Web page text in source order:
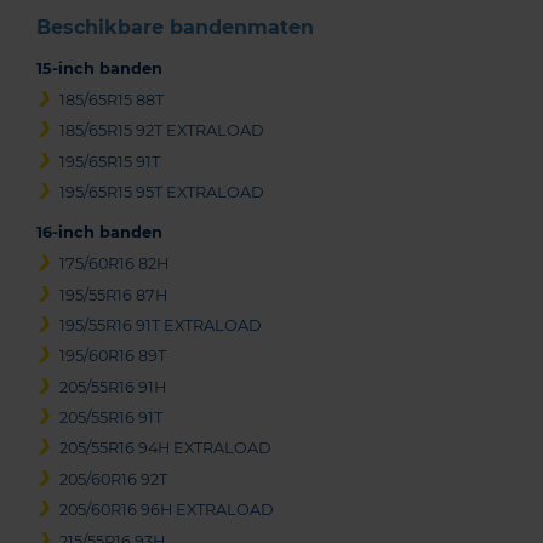
Beschikbare bandenmaten
15-inch banden
185/65R15 88T
185/65R15 92T EXTRALOAD
195/65R15 91T
195/65R15 95T EXTRALOAD
16-inch banden
175/60R16 82H
195/55R16 87H
195/55R16 91T EXTRALOAD
195/60R16 89T
205/55R16 91H
205/55R16 91T
205/55R16 94H EXTRALOAD
205/60R16 92T
205/60R16 96H EXTRALOAD